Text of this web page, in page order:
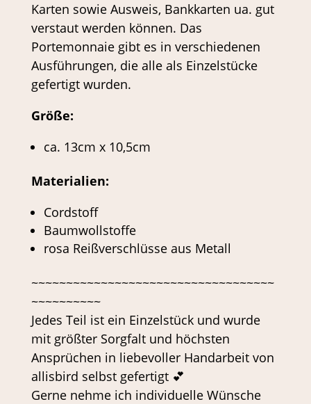
Karten sowie Ausweis, Bankkarten ua. gut
verstaut werden können. Das
Portemonnaie gibt es in verschiedenen
Ausführungen, die alle als Einzelstücke
gefertigt wurden.
Größe:
ca. 13cm x 10,5cm
Materialien:
Cordstoff
Baumwollstoffe
rosa Reißverschlüsse aus Metall
~~~~~~~~~~~~~~~~~~~~~~~~~~~~~~~~~~~
~~~~~~~~~~
Jedes Teil ist ein Einzelstück und wurde
mit größter Sorgfalt und höchsten
Ansprüchen in liebevoller Handarbeit von
allisbird selbst gefertigt 💕
Gerne nehme ich individuelle Wünsche